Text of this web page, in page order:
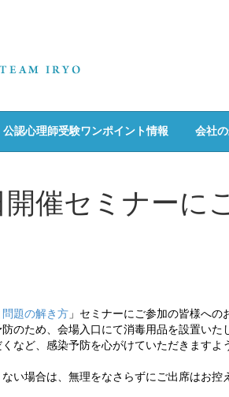
公認心理師受験ワンポイント情報 会社
催セミナーに
題の解き方 」セミナーにご参加の皆様への
のため、会場入口にて消毒用品を設置いた
など、感染予防を心がけていただきますよ
い場合は、無理をなさらずにご出席はお控